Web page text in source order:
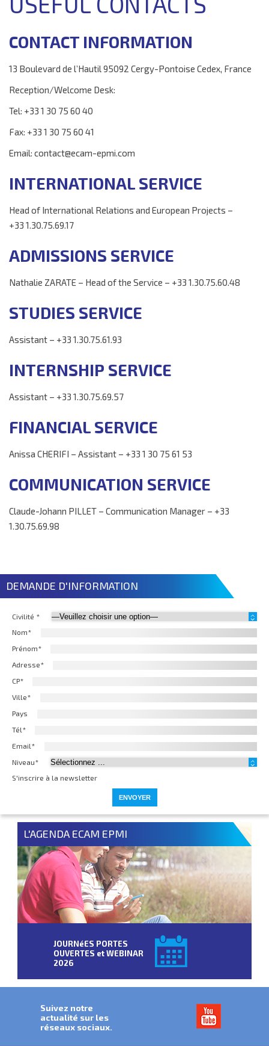
RECHERCHE ▼
INTERNATIONAL
VIE ÉTUDIANTE ▼
CONTACT INFORMATION
13 Boulevard de l’Hautil95092 Cergy-Pontoise Cedex, France
Reception/Welcome Desk:
Tel: +33 1 30 75 60 40
Fax: +33 1 30 75 60 41
Email: contact@ecam-epmi.com
INTERNATIONAL SERVICE
Head of International Relations and European Projects –
+33 1.30.75.69.17
ADMISSIONS SERVICE
Nathalie ZARATE – Head of the Service – +33 1.30.75.60.48
STUDIES SERVICE
Assistant – +33 1.30.75.61.93
INTERNSHIP SERVICE
Assistant – +33 1.30.75.69.57
FINANCIAL SERVICE
Anissa CHERIFI – Assistant – +33 1 30 75 61 53
COMMUNICATION SERVICE
Claude-Johann PILLET – Communication Manager – +33
1.30.75.69.98
DEMANDE D'INFORMATION
Civilité *
Nom*
Prénom*
Adresse*
CP*
Ville*
Pays
Tél*
Email*
Niveau*
S'inscrire à la newsletter
L'AGENDA ECAM EPMI
JOURNéES PORTES
OUVERTES et WEBINAR
2026
Suivez notre
actualité sur les
réseaux sociaux.